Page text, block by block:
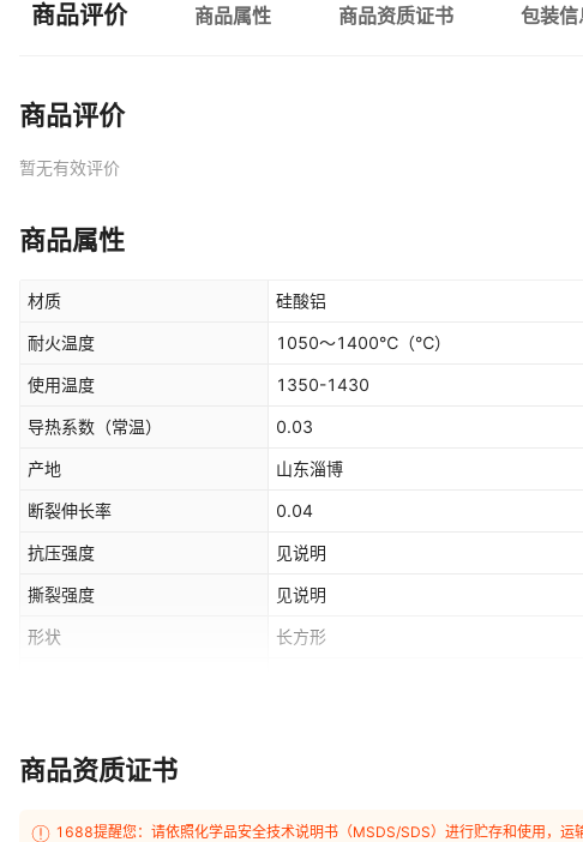
商品评价 商品属性 商品资质证书 包装信
商品评价
暂无有效评价
商品属性
材质 硅酸铝
耐火温度 1050～1400℃ （℃）
使用温度 1350-1430
导热系数（常温） 0.03
产地 山东淄博
断裂伸长率 0.04
抗压强度 见说明
撕裂强度 见说明
形状 长方形
容重
商品资质证书
1688提醒您：请依照化学品安全技术说明书（MSDS/SDS）进行贮存和使用，运